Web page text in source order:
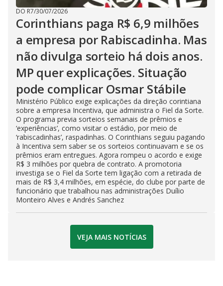
DO R7/30/07/2026
Corinthians paga R$ 6,9 milhões
a empresa por Rabiscadinha. Mas
não divulga sorteio há dois anos.
MP quer explicações. Situação
pode complicar Osmar Stábile
Ministério Público exige explicações da direção corintiana
sobre a empresa Incentiva, que administra o Fiel da Sorte.
O programa previa sorteios semanais de prêmios e
‘experiências’, como visitar o estádio, por meio de
‘rabiscadinhas’, raspadinhas. O Corinthians seguiu pagando
à Incentiva sem saber se os sorteios continuavam e se os
prêmios eram entregues. Agora rompeu o acordo e exige
R$ 3 milhões por quebra de contrato. A promotoria
investiga se o Fiel da Sorte tem ligação com a retirada de
mais de R$ 3,4 milhões, em espécie, do clube por parte de
funcionário que trabalhou nas administrações Duílio
Monteiro Alves e Andrés Sanchez
VEJA MAIS NOTÍCIAS